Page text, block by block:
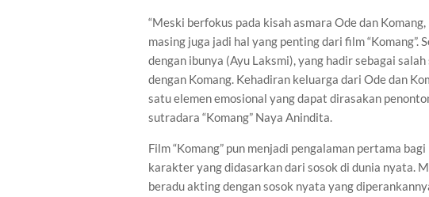
“Meski berfokus pada kisah asmara Ode dan
masing juga jadi hal yang penting dari film “Komang”.
dengan ibunya (Ayu Laksmi), yang hadir sebagai
dengan Komang. Kehadiran keluarga dari Ode dan
satu elemen emosional yang dapat dirasakan
sutradara “Komang” Naya Anindita.
Film “Komang” pun menjadi pengalaman pertama
karakter yang didasarkan dari sosok di dunia nyata.
beradu akting dengan sosok nyata yang